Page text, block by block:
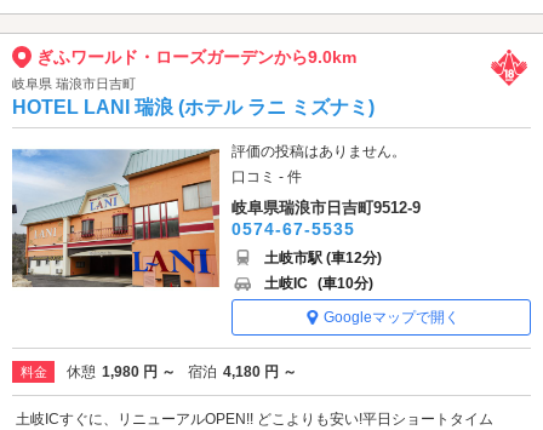
ぎふワールド・ローズガーデンから9.0km
岐阜県 瑞浪市日吉町
HOTEL LANI 瑞浪 (ホテル ラニ ミズナミ)
評価の投稿はありません。
口コミ - 件
岐阜県瑞浪市日吉町9512-9
0574-67-5535
土岐市駅 (車12分)
土岐IC (車10分)
Googleマップで開く
料金 休憩 1,980 円 ～ 宿泊 4,180 円 ～
土岐ICすぐに、リニューアルOPEN!! どこよりも安い!平日ショートタイム